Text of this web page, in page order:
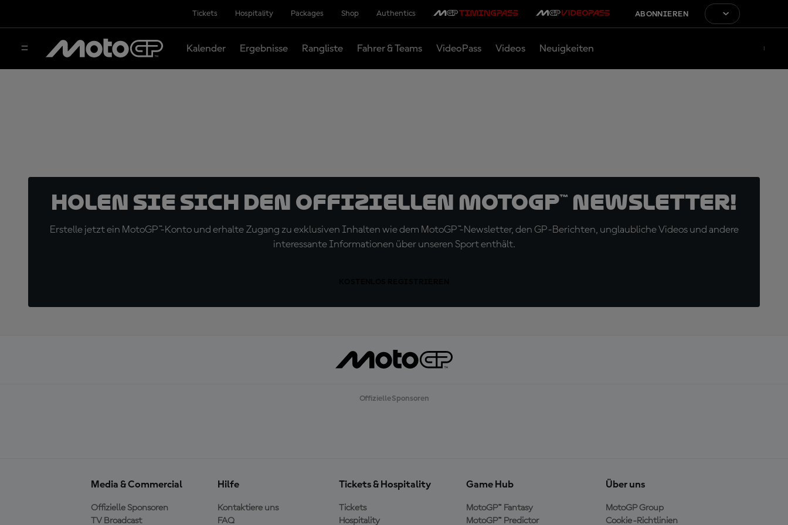
Tickets Hospitality Packages Shop Authentics ABONNIEREN
Kalender Ergebnisse Rangliste Fahrer & Teams VideoPass Videos Neuigkeiten
Holen Sie sich den offiziellen MotoGP™ Newsletter!
Erstelle jetzt ein MotoGP™-Konto und erhalte Zugang zu exklusiven Inhalten wie dem MotoGP™-Newsletter, den GP-Berichten, unglaubliche Videos und andere
interessante Informationen über unseren Sport enthält.
Offizielle Sponsoren
Media & Commercial
Offizielle Sponsoren
TV Broadcast
Hilfe
Kontaktiere uns
FAQ
Tickets & Hospitality
Tickets
Hospitality
Game Hub
MotoGP™ Fantasy
MotoGP™ Predictor
Über uns
MotoGP Group
Cookie-Richtlinien